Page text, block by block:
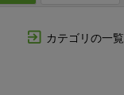
カテゴリの一覧